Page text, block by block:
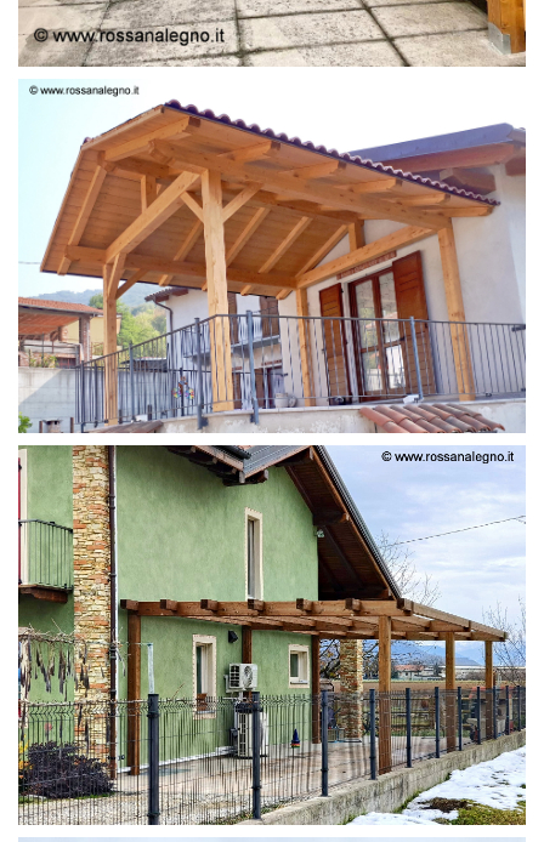
STRUTTURA LAMELLARE PRETAGLIATO
STRUTTURA ADDOSSATA IN LAMELLARE SU MISURA